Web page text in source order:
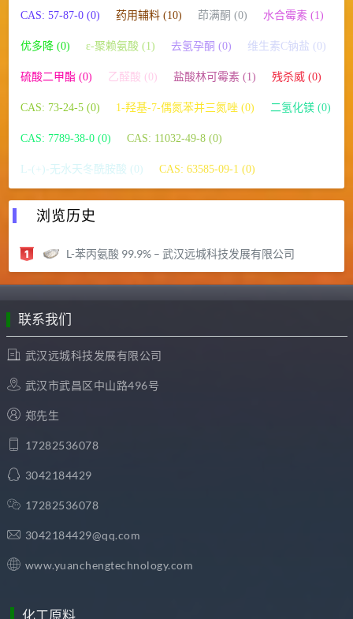
CAS: 57-87-0 (0) 药用辅料 (10) 茚满酮 (0) 水合霉素 (1)
优多降 (0) ε-聚赖氨酸 (1) 去氢孕酮 (0) 维生素C钠盐 (0)
硫酸二甲酯 (0) 乙醛酸 (0) 盐酸林可霉素 (1) 残杀威 (0)
CAS: 73-24-5 (0) 1-羟基-7-偶氮苯并三氮唑 (0) 二氢化镁 (0)
CAS: 7789-38-0 (0) CAS: 11032-49-8 (0)
L-(+)-无水天冬酰胺酸 (0) CAS: 63585-09-1 (0)
浏览历史
L-苯丙氨酸 99.9% – 武汉远城科技发展有限公司
联系我们
武汉远城科技发展有限公司
武汉市武昌区中山路496号
郑先生
17282536078
3042184429
17282536078
3042184429@qq.com
www.yuanchengtechnology.com
化工原料